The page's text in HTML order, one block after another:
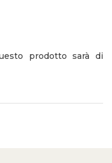
prodotto sarà di